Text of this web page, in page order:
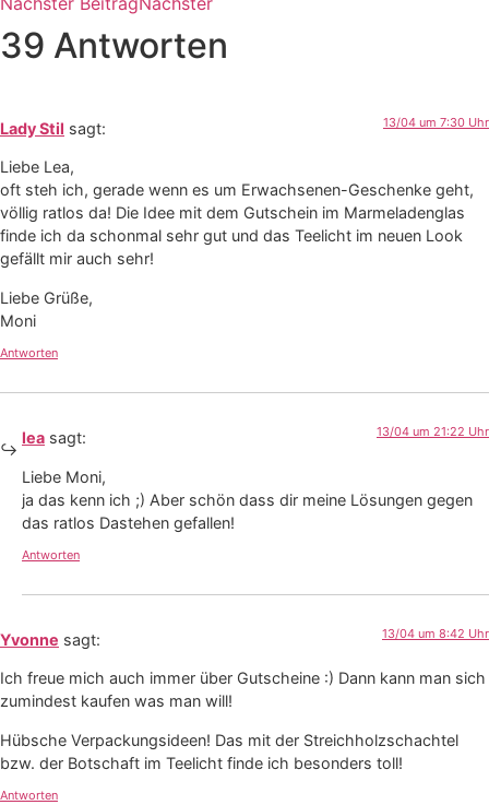
39 Antworten
Lady Stil sagt: 13/04 um 7:30 Uhr
Liebe Lea,
oft steh ich, gerade wenn es um Erwachsenen-Geschenke geht,
völlig ratlos da! Die Idee mit dem Gutschein im Marmeladenglas
finde ich da schonmal sehr gut und das Teelicht im neuen Look
gefällt mir auch sehr!
Liebe Grüße,
Moni
Antworten
lea sagt: 13/04 um 21:22 Uhr
Liebe Moni,
ja das kenn ich ;) Aber schön dass dir meine Lösungen gegen
das ratlos Dastehen gefallen!
Antworten
Yvonne sagt: 13/04 um 8:42 Uhr
Ich freue mich auch immer über Gutscheine :) Dann kann man sich
zumindest kaufen was man will!
Hübsche Verpackungsideen! Das mit der Streichholzschachtel
bzw. der Botschaft im Teelicht finde ich besonders toll!
Antworten